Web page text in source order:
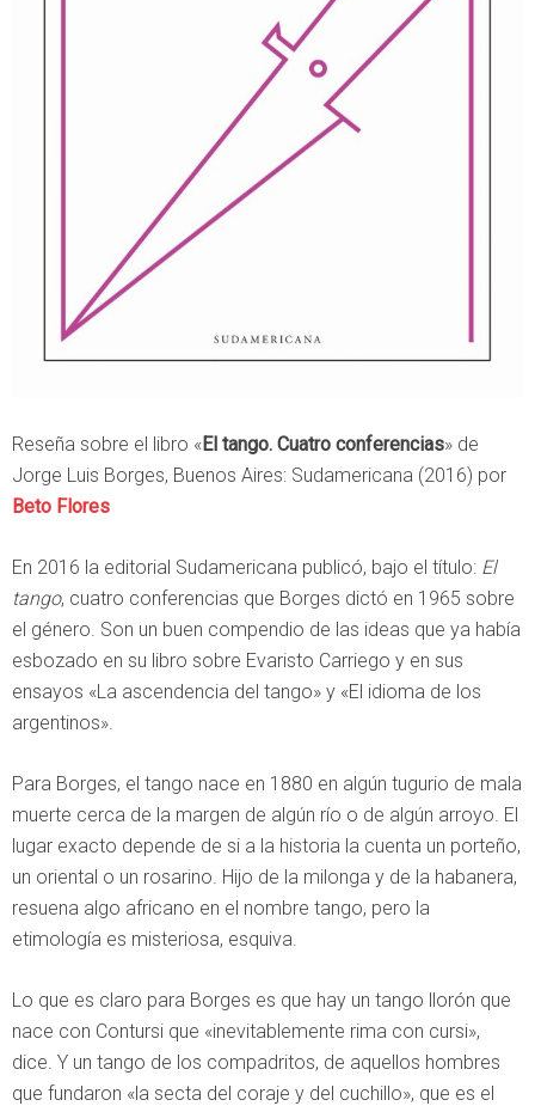
Reseña sobre el libro «El tango. Cuatro conferencias» de
Jorge Luis Borges, Buenos Aires: Sudamericana (2016) por
Beto Flores
En 2016 la editorial Sudamericana publicó, bajo el título: El
tango, cuatro conferencias que Borges dictó en 1965 sobre
el género. Son un buen compendio de las ideas que ya había
esbozado en su libro sobre Evaristo Carriego y en sus
ensayos «La ascendencia del tango» y «El idioma de los
argentinos».
Para Borges, el tango nace en 1880 en algún tugurio de mala
muerte cerca de la margen de algún río o de algún arroyo. El
lugar exacto depende de si a la historia la cuenta un porteño,
un oriental o un rosarino. Hijo de la milonga y de la habanera,
resuena algo africano en el nombre tango, pero la
etimología es misteriosa, esquiva.
Lo que es claro para Borges es que hay un tango llorón que
nace con Contursi que «inevitablemente rima con cursi»,
dice. Y un tango de los compadritos, de aquellos hombres
que fundaron «la secta del coraje y del cuchillo», que es el